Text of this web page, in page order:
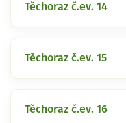
Těchoraz č.ev. 14
Těchoraz č.ev. 15
Těchoraz č.ev. 16